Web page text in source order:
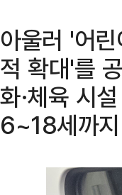
아울러 '어
적 확대'를
화·체육 시
6~18세까